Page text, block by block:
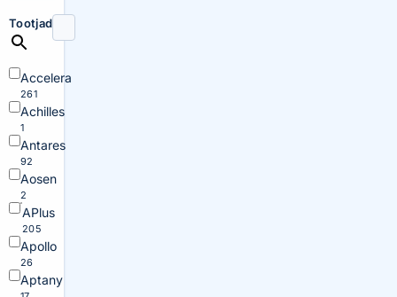
Tootjad
Accelera
261
Achilles
1
Antares
92
Aosen
2
APlus
205
Apollo
26
Aptany